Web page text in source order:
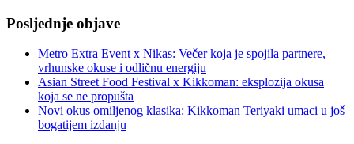
Posljednje objave
Metro Extra Event x Nikas: Večer koja je spojila partnere,
vrhunske okuse i odličnu energiju
Asian Street Food Festival x Kikkoman: eksplozija okusa
koja se ne propušta
Novi okus omiljenog klasika: Kikkoman Teriyaki umaci u još
bogatijem izdanju